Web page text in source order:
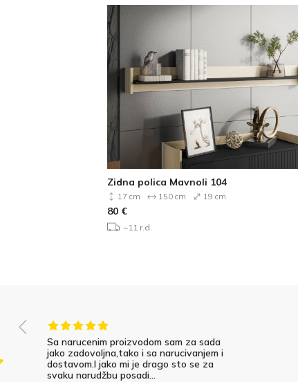
Zidna polica Mavnoli 104
17 cm 150 cm 19 cm
80 €
~11 r.d.
Sa narucenim proizvodom sam za sada
jako zadovoljna,tako i sa narucivanjem i
dostavom.I jako mi je drago sto se za
svaku narudžbu posadi...